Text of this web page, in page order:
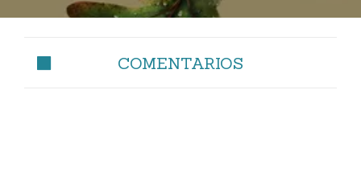
COMENTARIOS